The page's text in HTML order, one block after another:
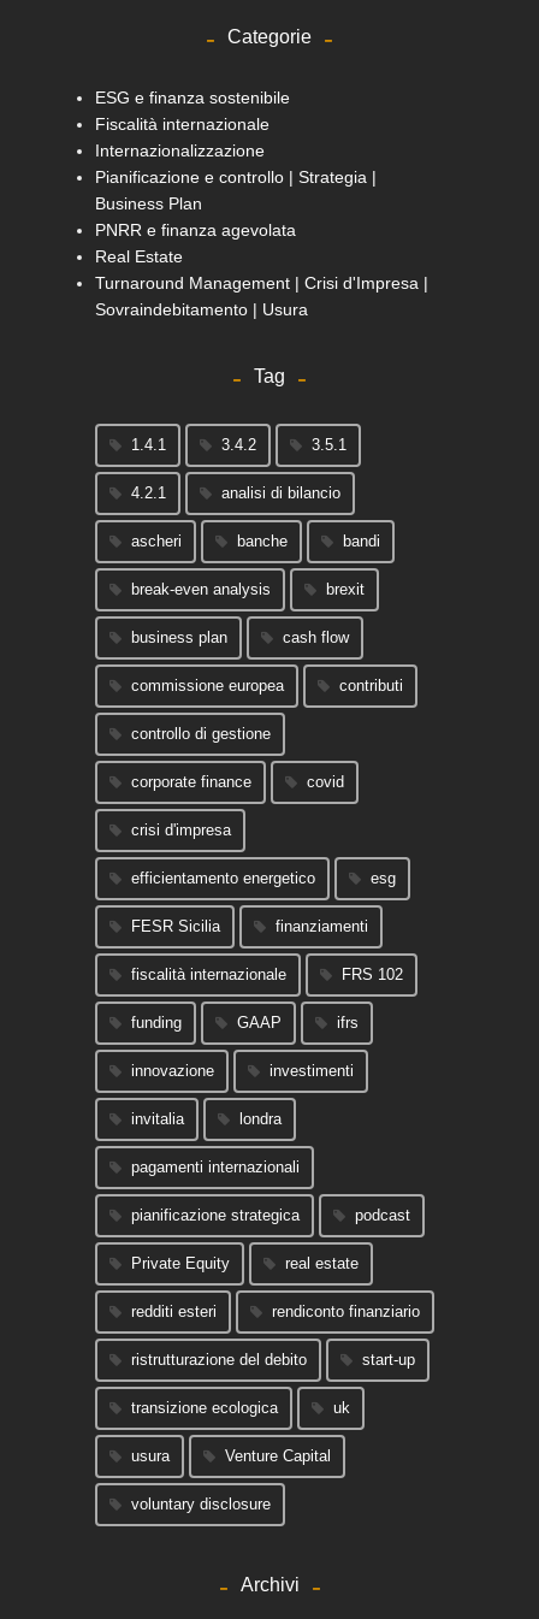
Categorie
ESG e finanza sostenibile
Fiscalità internazionale
Internazionalizzazione
Pianificazione e controllo | Strategia |
Business Plan
PNRR e finanza agevolata
Real Estate
Turnaround Management | Crisi d'Impresa |
Sovraindebitamento | Usura
Tag
1.4.1 3.4.2 3.5.1
4.2.1 analisi di bilancio
ascheri banche bandi
break-even analysis brexit
business plan cash flow
commissione europea contributi
controllo di gestione
corporate finance covid
crisi d'impresa
efficientamento energetico esg
FESR Sicilia finanziamenti
fiscalità internazionale FRS 102
funding GAAP ifrs
innovazione investimenti
invitalia londra
pagamenti internazionali
pianificazione strategica podcast
Private Equity real estate
redditi esteri rendiconto finanziario
ristrutturazione del debito start-up
transizione ecologica uk
usura Venture Capital
voluntary disclosure
Archivi